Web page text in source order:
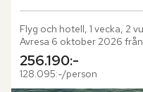
Flyg och hotell, 1 vecka, 2
Avresa 6 oktober 2026
256.190:-
128.095:-/person